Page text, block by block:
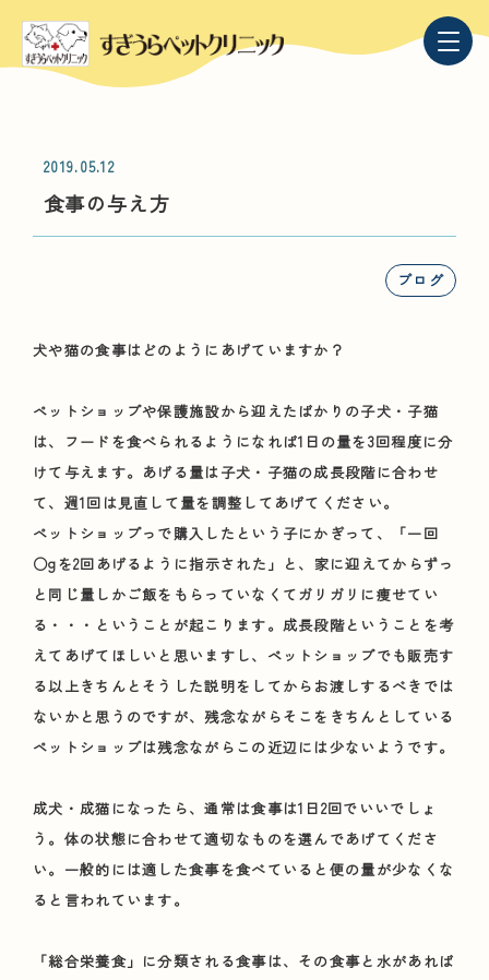
2019.05.12
食事の与え方
ブログ
犬や猫の食事はどのようにあげていますか？
ペットショップや保護施設から迎えたばかりの子犬・子猫
は、フードを食べられるようになれば1日の量を3回程度に分
けて与えます。あげる量は子犬・子猫の成長段階に合わせ
て、週1回は見直して量を調整してあげてください。
ペットショップっで購入したという子にかぎって、「一回
○gを2回あげるように指示された」と、家に迎えてからずっ
と同じ量しかご飯をもらっていなくてガリガリに痩せてい
る・・・ということが起こります。成長段階ということを考
えてあげてほしいと思いますし、ペットショップでも販売す
る以上きちんとそうした説明をしてからお渡しするべきでは
ないかと思うのですが、残念ながらそこをきちんとしている
ペットショップは残念ながらこの近辺には少ないようです。
成犬・成猫になったら、通常は食事は1日2回でいいでしょ
う。体の状態に合わせて適切なものを選んであげてくださ
い。一般的には適した食事を食べていると便の量が少なくな
ると言われています。
「総合栄養食」に分類される食事は、その食事と水があれば